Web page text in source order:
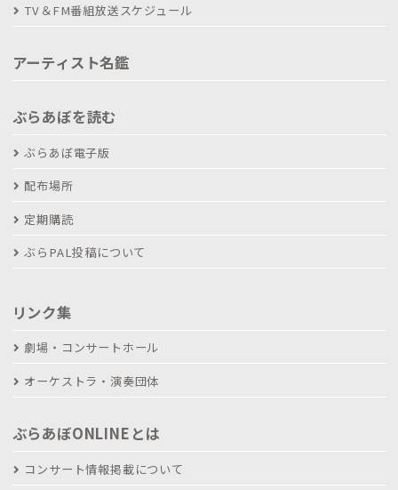
TV＆FM番組放送スケジュール
アーティスト名鑑
ぶらあぼを読む
ぶらあぼ電子版
配布場所
定期購読
ぶらPAL投稿について
リンク集
劇場・コンサートホール
オーケストラ・演奏団体
ぶらあぼONLINEとは
コンサート情報掲載について